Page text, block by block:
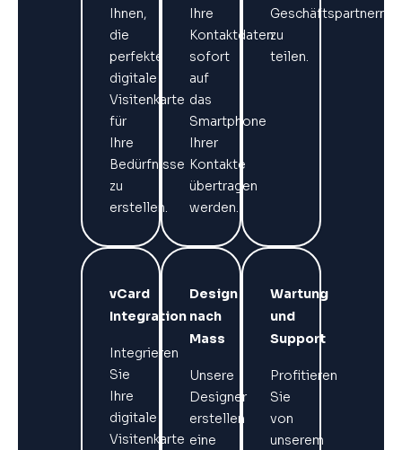
Ihnen,
die
perfekte
digitale
Visitenkarte
für
Ihre
Bedürfnisse
zu
erstellen.
Ihre
Kontaktdaten
sofort
auf
das
Smartphone
Ihrer
Kontakte
übertragen
werden.
Geschäftspartnern
zu
teilen.
vCard
Integration
Integrieren
Sie
Ihre
digitale
Visitenkarte
Design
nach
Mass
Unsere
Designer
erstellen
eine
Wartung
und
Support
Profitieren
Sie
von
unserem